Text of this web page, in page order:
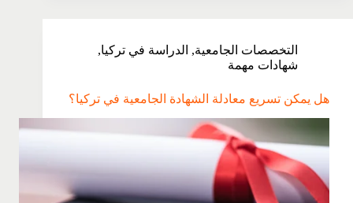
التخصصات الجامعية, الدراسة في تركيا,
شهادات مهمة
هل يمكن تسريع معادلة الشهادة الجامعية في تركيا؟